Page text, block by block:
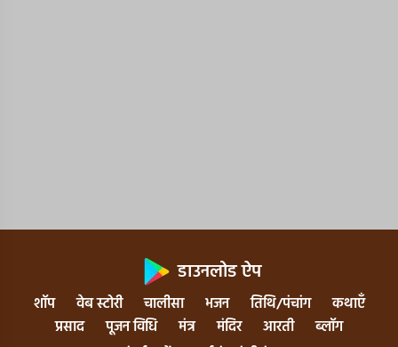
डाउनलोड ऐप
शॉप वेब स्टोरी चालीसा भजन तिथि/पंचांग
कथाएँ
प्रसाद
पूजन विधि मंत्र मंदिर आरती
ब्लॉग